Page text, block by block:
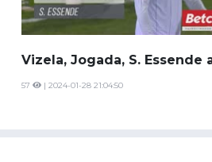
Vizela, Jogada, S. Essende
57 | 2024-01-28 21:04:50